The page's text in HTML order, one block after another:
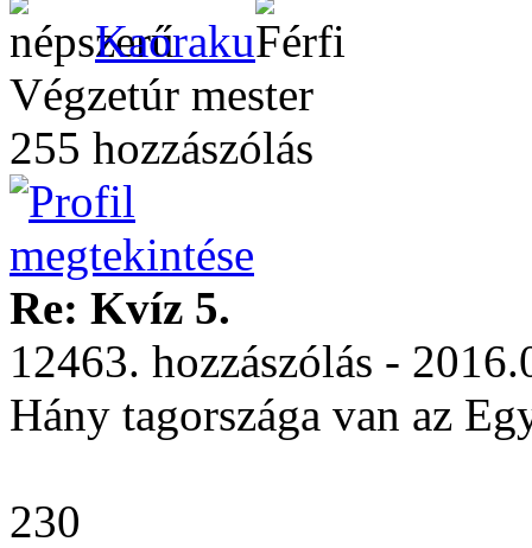
Kaoraku
Végzetúr mester
255 hozzászólás
Re: Kvíz 5.
12463. hozzászólás -
Hány tagországa van az
230